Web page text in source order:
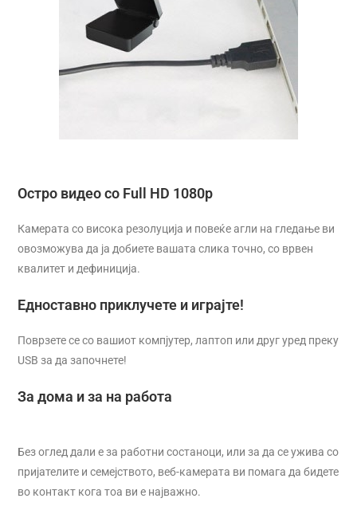
Остро видео со Full HD 1080p
Камерата со висока резолуција и повеќе агли на гледање ви
овозможува да ја добиете вашата слика точно, со врвен
квалитет и дефиниција.
Едноставно приклучете и играјте!
Поврзете се со вашиот компјутер, лаптоп или друг уред преку
USB за да започнете!
За домa и за на работа
Без оглед дали е за работни состаноци, или за да се ужива со
пријателите и семејството, веб-камерата ви помага да бидете
во контакт кога тоа ви е најважно.